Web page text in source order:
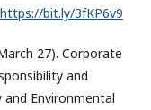
https://bit.ly/3fKP6v9
27). Corporate
and
Environmental